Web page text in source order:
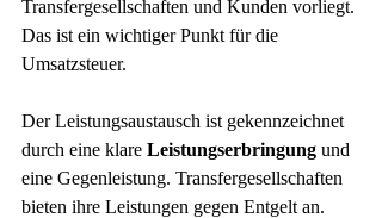
Transfergesellschaften und Kunden vorliegt.
Das ist ein wichtiger Punkt für die
Umsatzsteuer.
Der Leistungsaustausch ist gekennzeichnet
durch eine klare Leistungserbringung und
eine Gegenleistung. Transfergesellschaften
bieten ihre Leistungen gegen Entgelt an.